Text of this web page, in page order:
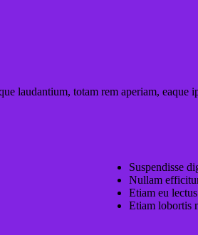
laudantium, totam rem aperiam, eaque
Suspendisse
Nullam
Etiam eu
Etiam lobortis